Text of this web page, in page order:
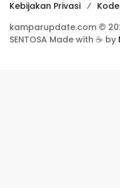
Kebijakan Privasi
kamparupdate.com ©
SENTOSA Made with ☕ by